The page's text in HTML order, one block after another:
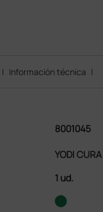
| Información técnica |
8001045
YODI CURA
1 ud.